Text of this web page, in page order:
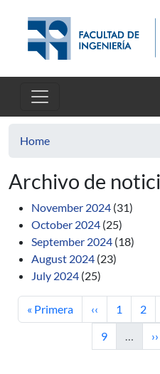
Home
Archivo de
November 2024 (31)
October 2024 (25)
September 2024 (18)
August 2024 (23)
July 2024 (25)
First page
« Primera Previous page
‹‹ Page
1 Page
2
Page
9 … ››